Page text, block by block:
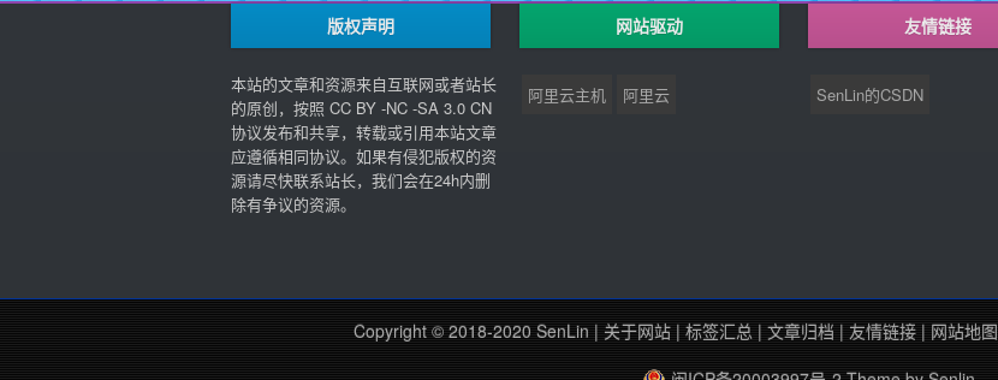
版权声明
本站的文章和资源来自互联网或者站长
的原创，按照 CC BY -NC -SA 3.0 CN
协议发布和共享，转载或引用本站文章
应遵循相同协议。如果有侵犯版权的资
源请尽快联系站长，我们会在24h内删
除有争议的资源。
网站驱动
阿里云主机 阿里云
友情链接
SenLin的CSDN
Copyright © 2018-2020 SenLin | 关于网站| 标签汇总 | 文章归档 | 友情链接| 网站地图